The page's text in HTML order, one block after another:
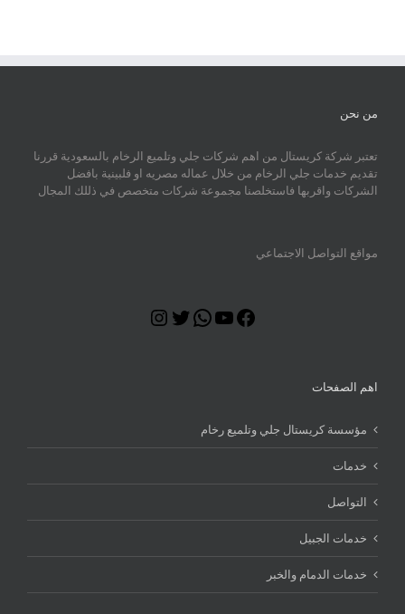
من نحن
تعتبر شركة كريستال من اهم شركات جلي وتلميع الرخام بالسعودية قررنا
تقديم خدمات جلي الرخام من خلال عماله مصريه او فلبينية بافضل
الشركات واقربها فاستخلصنا مجموعة شركات متخصص في ذللك المجال
مواقع التواصل الاجتماعي
Facebook
YouTube
WhatsApp
Twitter
اهم الصفحات
مؤسسة كريستال جلي وتلميع رخام
خدمات
التواصل
خدمات الجبيل
خدمات الدمام والخبر